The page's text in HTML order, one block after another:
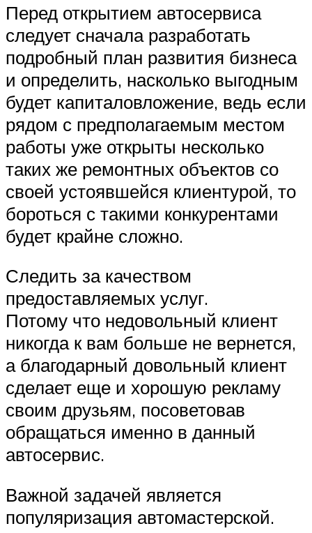
Перед открытием автосервиса
следует сначала разработать
подробный план развития бизнеса
и определить, насколько выгодным
будет капиталовложение, ведь если
рядом с предполагаемым местом
работы уже открыты несколько
таких же ремонтных объектов со
своей устоявшейся клиентурой, то
бороться с такими конкурентами
будет крайне сложно.
Следить за качеством
предоставляемых услуг.
Потому что недовольный клиент
никогда к вам больше не вернется,
а благодарный довольный клиент
сделает еще и хорошую рекламу
своим друзьям, посоветовав
обращаться именно в данный
автосервис.
Важной задачей является
популяризация автомастерской.